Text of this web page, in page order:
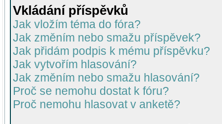
Vkládání příspěvků
Jak vložím téma do fóra?
Jak změním nebo smažu příspěvek?
Jak přidám podpis k mému příspěvku?
Jak vytvořím hlasování?
Jak změním nebo smažu hlasování?
Proč se nemohu dostat k fóru?
Proč nemohu hlasovat v anketě?